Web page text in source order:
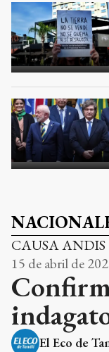
CAUSA ANDIS
15 de abril de
El Eco de